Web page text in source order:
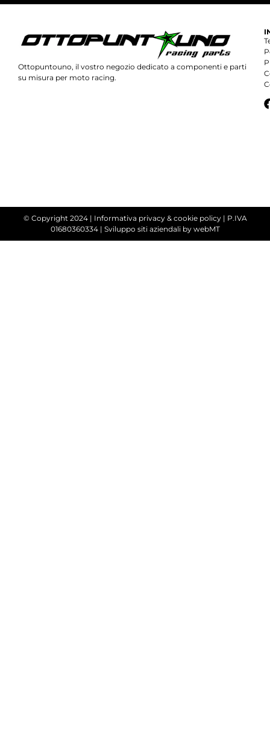
Ottopuntouno, il vostro negozio dedicato a componenti e parti
su misura per moto racing.
© Copyright 2024 | Informativa privacy & cookie policy| P.IVA
01680360334 | Sviluppo siti aziendaliby webMT